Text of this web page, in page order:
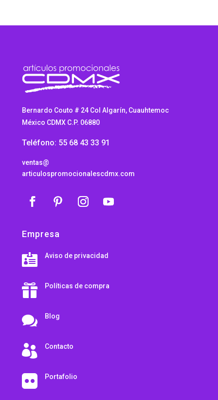
Bernardo Couto # 24 Col Algarín, Cuauhtemoc
México CDMX C.P. 06880
Teléfono: 55 68 43 33 91
ventas@
articulospromocionalescdmx.com
Empresa
 Aviso de privacidad
 Políticas de compra
 Blog
 Contacto
 Portafolio